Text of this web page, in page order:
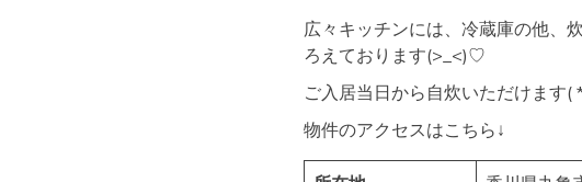
広々キッチンには、冷蔵庫の他、
ろえております(>_<)♡
ご入居当日から自炊いただけます(
物件のアクセスはこちら↓